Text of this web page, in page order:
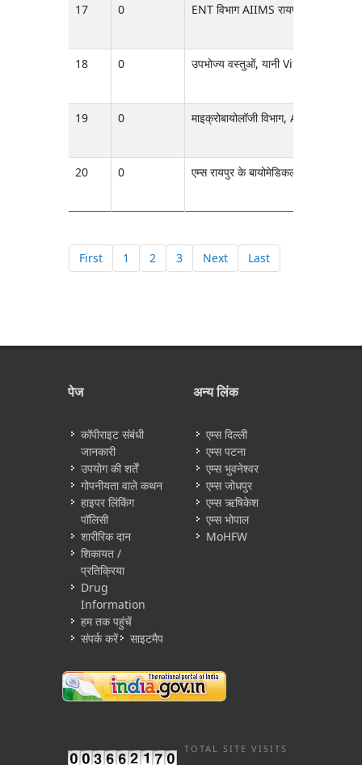
17 0 ENT विभाग AIIMS रायपुर के लिए
18 0 उपभोज्य वस्तुओं, यानी Vitek कार्ड (ID
19 0 माइक्रोबायोलॉजी विभाग, AIIMS
20 0 एम्स रायपुर के बायोमेडिकल इंजीनियरिंग
First 1 2 3 Next Last
पेज
कॉपीराइट संबंधी
जानकारी
उपयोग की शर्तें
गोपनीयता वाले कथन
हाइपर लिंकिंग
पॉलिसी
शारीरिक दान
शिकायत /
प्रतिक्रिया
Drug
Information
हम तक पहुंचें
संपर्क करें
साइटमैप
अन्य लिंक
एम्स दिल्ली
एम्स पटना
एम्स भुवनेश्वर
एम्स जोधपुर
एम्स ऋषिकेश
एम्स भोपाल
MoHFW
TOTAL SITE VISITS